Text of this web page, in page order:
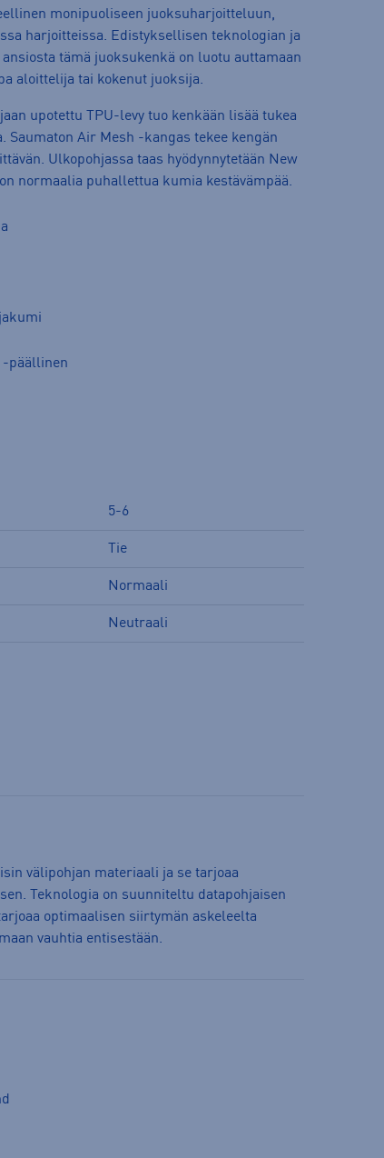
monipuoliseen juoksuharjoitteluun,
harjoitteissa. Edistyksellisen teknologian ja
tämä juoksukenkä on luotu auttamaan
aloittelija tai kokenut juoksija.
upotettu TPU-levy tuo kenkään lisää tukea
Saumaton Air Mesh -kangas tekee kengän
Ulkopohjassa taas hyödynnytetään New
normaalia puhallettua kumia kestävämpää.
-päällinen
5-6
Tie
Normaali
Neutraali
välipohjan materiaali ja se tarjoaa
Teknologia on suunniteltu datapohjaisen
optimaalisen siirtymän askeleelta
vauhtia entisestään.